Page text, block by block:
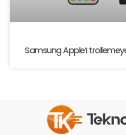
Samsung Apple’ı